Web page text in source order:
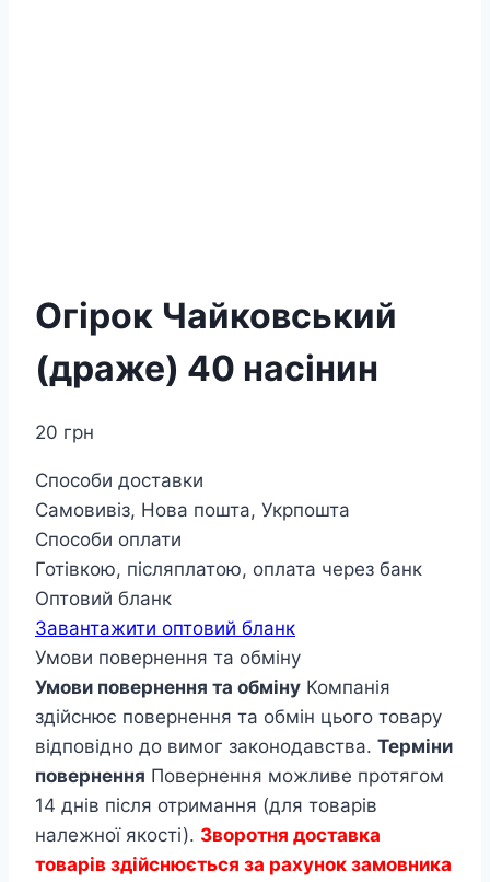
Огірок Чайковський
(драже) 40 насінин
20 грн
Способи доставки
Самовивіз, Нова пошта, Укрпошта
Способи оплати
Готівкою, післяплатою, оплата через банк
Оптовий бланк
Завантажити оптовий бланк
Умови повернення та обміну
Умови повернення та обміну Компанія
здійснює повернення та обмін цього товару
відповідно до вимог законодавства. Терміни
повернення Повернення можливе протягом
14 днів після отримання (для товарів
належної якості). Зворотня доставка
товарів здійснюється за рахунок замовника